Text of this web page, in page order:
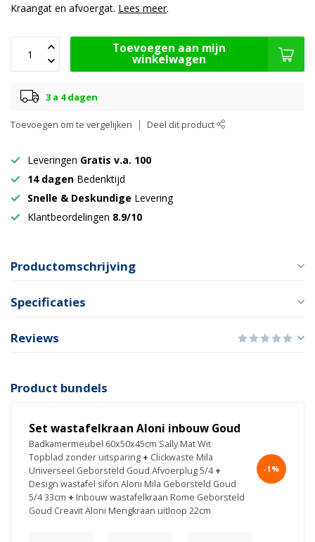
Kraangat en afvoergat. Lees meer.
Toevoegen aan mijn
winkelwagen
3 a 4 dagen
Toevoegen om te vergelijken Deel dit product
Leveringen Gratis v.a. 100
14 dagen Bedenktijd
Snelle & Deskundige Levering
Klantbeordelingen 8.9/10
Productomschrijving
Specificaties
Reviews
Product bundels
Set wastafelkraan Aloni inbouw Goud
Badkamermeubel 60x50x45cm Sally Mat Wit
Topblad zonder uitsparing + Clickwaste Mila
Universeel Geborsteld Goud Afvoerplug 5/4 +
Design wastafel sifon Aloni Mila Geborsteld Goud
5/4 33cm + Inbouw wastafelkraan Rome Geborsteld
Goud Creavit Aloni Mengkraan uitloop 22cm
-1%